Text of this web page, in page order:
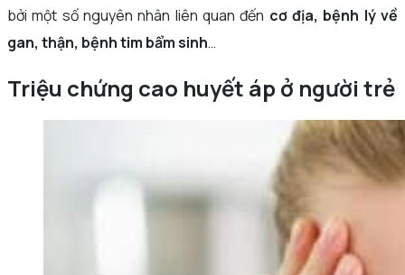
bởi một số nguyên nhân liên quan đến cơ địa, bệnh lý về
gan, thận, bệnh tim bẩm sinh…
Triệu chứng cao huyết áp ở người trẻ